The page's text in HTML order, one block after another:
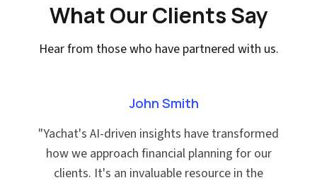
What Our Clients Say
Hear from those who have partnered with us.
John Smith
"Yachat's AI-driven insights have transformed
how we approach financial planning for our
clients. It's an invaluable resource in the